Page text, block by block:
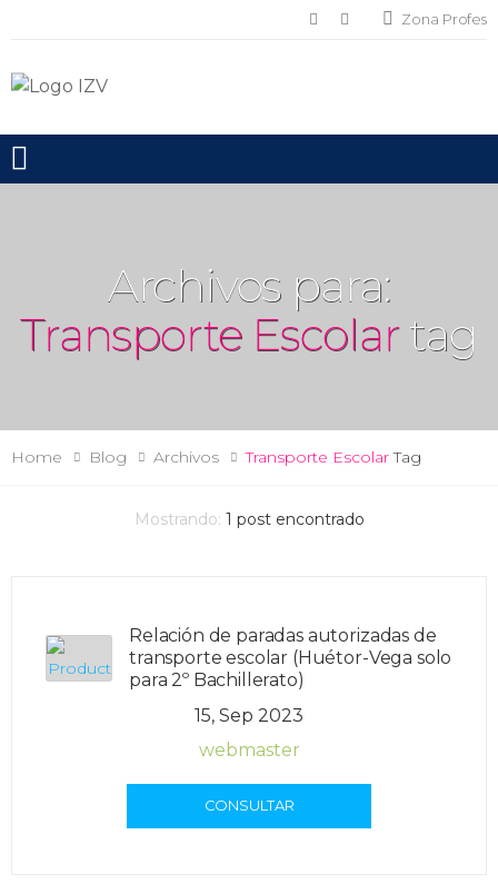
Zona Profes
Toggle mobile menu
Archivos para:
Transporte Escolartag
Home Blog Archivos Transporte EscolarTag
Mostrando: 1 post encontrado
Relación de paradas autorizadas de
transporte escolar (Huétor-Vega solo
para 2º Bachillerato)
15, Sep 2023
webmaster
CONSULTAR